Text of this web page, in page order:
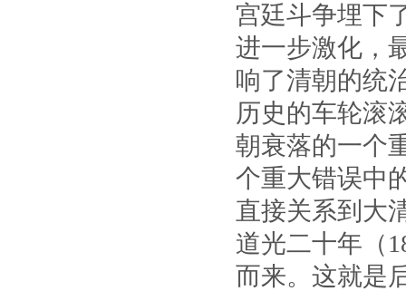
宫廷斗争埋下
进一步激化，
响了清朝的统
历史的车轮滚
朝衰落的一个
个重大错误中
直接关系到大
道光二十年（
而来。这就是